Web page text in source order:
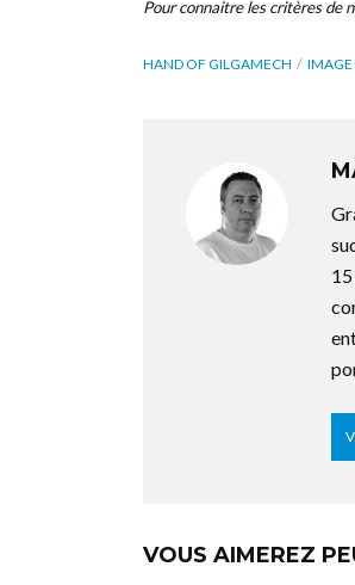
Pour connaitre les critères de
HAND OF GILGAMECH IMAGE
VOUS AIMEREZ